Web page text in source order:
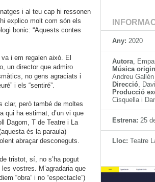
i al teu cap hi ressonen
explico molt com són els
bonic: “Aquests contes
i em regalen això. El
un director que admiro
no gens agraciats i
i els “sentiré”.
clar, però també de moltes
qui ha estimat, d’un vi que
Dagom, T de Teatre i La
és la paraula)
abraçar desconeguts.
tristot, sí, no s’ha pogut
vostres. M’agradaria que
“obra” i no “espectacle”)
Any: 2020
Autora,
Música
Andreu Gallén
Direcció,
Producció
Cisquella i
Estrena: 25
Lloc: Teatre